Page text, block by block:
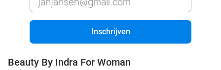
Inschrijven
Beauty By Indra For Woman